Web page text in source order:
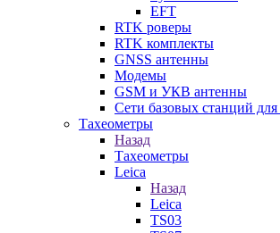
EFT
RTK роверы
RTK комплекты
GNSS антенны
Модемы
GSM и УКВ антенны
Сети базовых станций
Тахеометры
Назад
Тахеометры
Leica
Назад
Leica
TS03